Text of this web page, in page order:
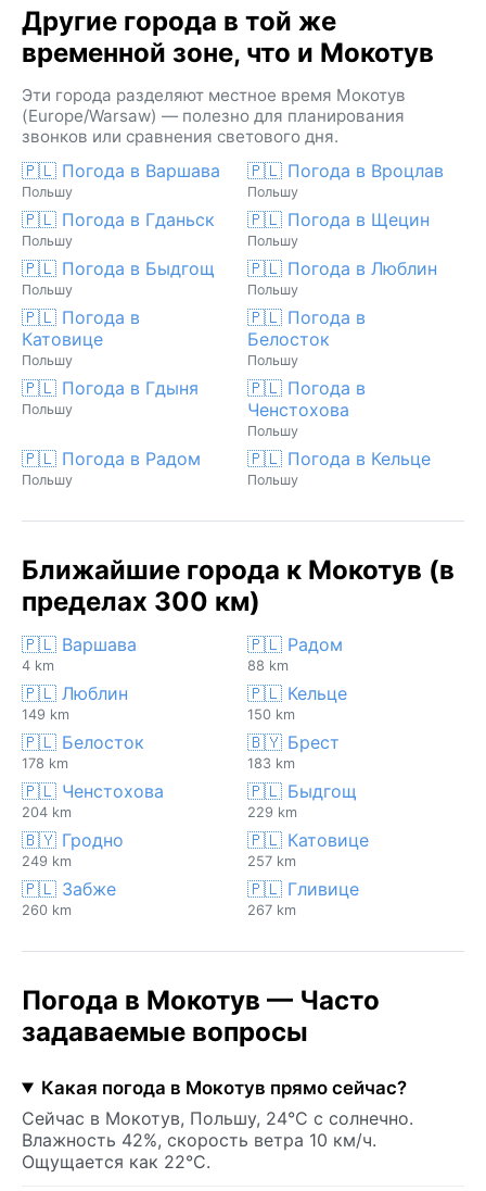
Другие города в той же
временной зоне, что и Мокотув
Эти города разделяют местное время Мокотув
(Europe/Warsaw) — полезно для планирования
звонков или сравнения светового дня.
🇵🇱 Погода в Варшава
Польшу
🇵🇱 Погода в Вроцлав
Польшу
🇵🇱 Погода в Гданьск
Польшу
🇵🇱 Погода в Щецин
Польшу
🇵🇱 Погода в Быдгощ
Польшу
🇵🇱 Погода в Люблин
Польшу
🇵🇱 Погода в
Катовице
Польшу
🇵🇱 Погода в
Белосток
Польшу
🇵🇱 Погода в Гдыня
Польшу
🇵🇱 Погода в
Ченстохова
Польшу
🇵🇱 Погода в Радом
Польшу
🇵🇱 Погода в Кельце
Польшу
Ближайшие города к Мокотув (в
пределах 300 км)
🇵🇱 Варшава
4 km
🇵🇱 Радом
88 km
🇵🇱 Люблин
149 km
🇵🇱 Кельце
150 km
🇵🇱 Белосток
178 km
🇧🇾 Брест
183 km
🇵🇱 Ченстохова
204 km
🇵🇱 Быдгощ
229 km
🇧🇾 Гродно
249 km
🇵🇱 Катовице
257 km
🇵🇱 Забже
260 km
🇵🇱 Гливице
267 km
Погода в Мокотув — Часто
задаваемые вопросы
Какая погода в Мокотув прямо сейчас?
Сейчас в Мокотув, Польшу, 24°C с солнечно.
Влажность 42%, скорость ветра 10 км/ч.
Ощущается как 22°C.